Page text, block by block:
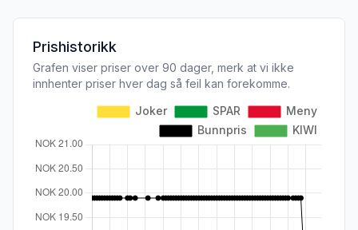
Prishistorikk
Grafen viser priser over 90 dager, merk at vi ikke
innhenter priser hver dag så feil kan forekomme.